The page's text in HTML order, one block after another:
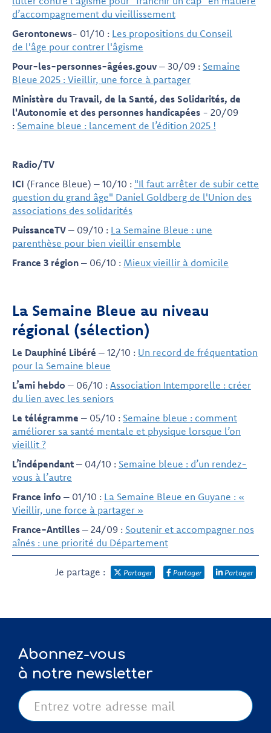
d’accompagnement du vieillissement
Gerontonews- 01/10 : Les propositions du Conseil
de l'âge pour contrer l'âgisme
Pour-les-personnes-âgées.gouv – 30/09 : Semaine
Bleue 2025 : Vieillir, une force à partager
Ministère du Travail, de la Santé, des Solidarités, de
l'Autonomie et des personnes handicapées - 20/09
: Semaine bleue : lancement de l’édition 2025 !
Radio/TV
ICI (France Bleue) – 10/10 : "Il faut arrêter de subir cette
question du grand âge" Daniel Goldberg de l'Union des
associations des solidarités
PuissanceTV – 09/10 : La Semaine Bleue : une
parenthèse pour bien vieillir ensemble
France 3 région – 06/10 : Mieux vieillir à domicile
La Semaine Bleue au niveau
régional (sélection)
Le Dauphiné Libéré – 12/10 : Un record de fréquentation
pour la Semaine bleue
L’ami hebdo – 06/10 : Association Intemporelle : créer
du lien avec les seniors
Le télégramme – 05/10 : Semaine bleue : comment
améliorer sa santé mentale et physique lorsque l’on
vieillit ?
L’indépendant – 04/10 : Semaine bleue : d’un rendez-
vous à l’autre
France info – 01/10 : La Semaine Bleue en Guyane : «
Vieillir, une force à partager »
France-Antilles – 24/09 : Soutenir et accompagner nos
aînés : une priorité du Département
Je partage : Partager Partager Partager
Abonnez-vous
à notre newsletter